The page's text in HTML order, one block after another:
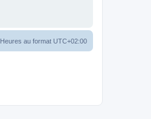
Heures au format UTC+02:00